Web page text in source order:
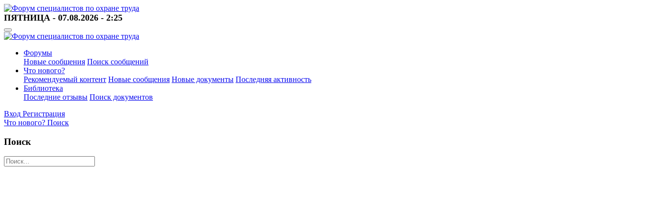
ПЯТНИЦА - 07.08.2026 - 2:25
Форумы
Новые сообщения Поиск сообщений
Что нового?
Рекомендуемый контент Новые сообщения Новые документы Последняя активность
Библиотека
Последние отзывы Поиск документов
Вход Регистрация
Что нового? Поиск
Поиск